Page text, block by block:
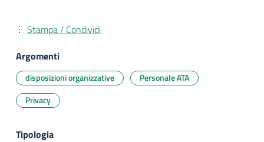
Stampa / Condividi
Argomenti
disposizioni organizzative
Personale ATA
Privacy
Tipologia